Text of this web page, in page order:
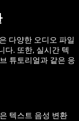
다양한 오디오 파일
다. 또한, 실시간 텍
튜토리얼과 같은 응
텍스트 음성 변환